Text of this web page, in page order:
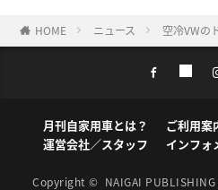
HOME ニュース 空冷VWの
月刊自家用車とは？ ご利用案
運営会社／スタッフ
インフォ
Copyright © NAIGAI PUBLISHING